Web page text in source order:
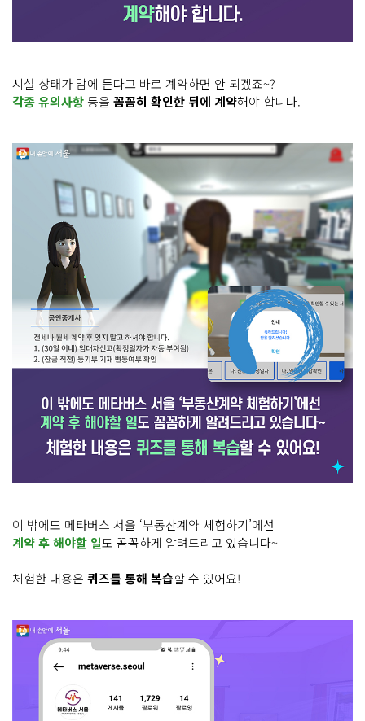
시설 상태가 맘에 든다고 바로 계약하면 안 되겠죠~?
각종 유의사항 등을 꼼꼼히 확인한 뒤에 계약해야 합니다.
이 밖에도 메타버스 서울 ‘부동산계약 체험하기’에선
계약 후 해야할 일도 꼼꼼하게 알려드리고 있습니다~
체험한 내용은 퀴즈를 통해 복습할 수 있어요!